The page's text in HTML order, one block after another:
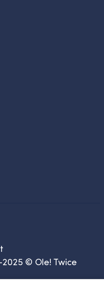
© Ole! Twice